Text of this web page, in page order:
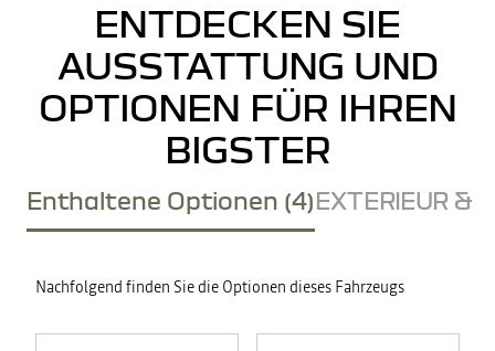
ENTDECKEN SIE
AUSSTATTUNG UND
OPTIONEN FÜR IHREN
BIGSTER
Enthaltene Optionen (4)EXTERIEUR &
Nachfolgend finden Sie die Optionen dieses Fahrzeugs